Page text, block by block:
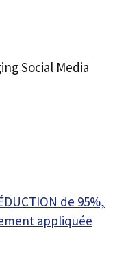
Social Media
de 95%,
appliquée